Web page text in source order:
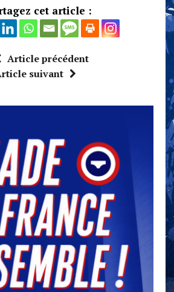
cet article :
Article précédent
suivant